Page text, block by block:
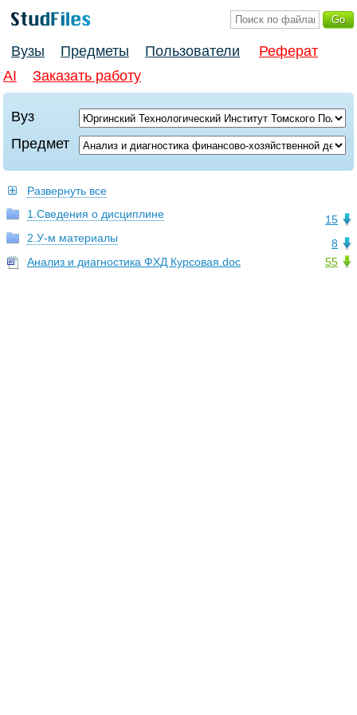
Вузы Предметы Пользователи
Реферат
AI
Заказать работу
Вуз
Предмет
Развернуть все
15
1.Сведения о дисциплине
8
2.У-м материалы
55
Анализ и диагностика ФХД Курсовая.doc